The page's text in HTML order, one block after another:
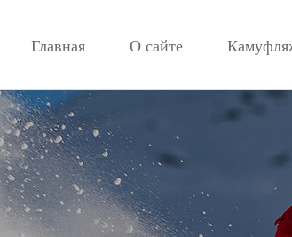
Главная О сайте